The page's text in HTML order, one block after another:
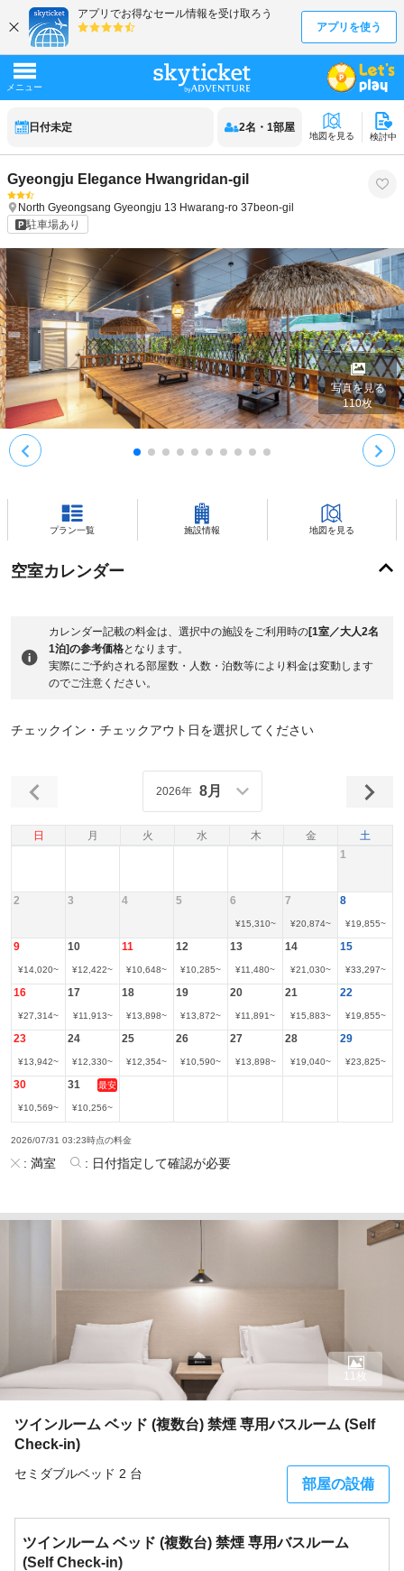
日付未定 2名 ・ 1部屋
地図を見る 検討中
Gyeongju Elegance Hwangridan-gil
North Gyeongsang Gyeongju 13 Hwarang-ro 37beon-gil
駐車場あり
写真を見る
110枚
プラン一覧 施設情報 地図を見る
空室カレンダー
カレンダー記載の料金は、選択中の施設をご利用時の[1室／大人2名
1泊]の参考価格となります。
実際にご予約される部屋数・人数・泊数等により料金は変動します
のでご注意ください。
チェックイン・チェックアウト日を選択してください
日 月 火 水 木 金 土
2026年 8月
1
2 3 4 5 6
¥15,310~
7
¥20,874~
8
¥19,855~
9
¥14,020~
10
¥12,422~
11
¥10,648~
12
¥10,285~
13
¥11,480~
14
¥21,030~
15
¥33,297~
16
¥27,314~
17
¥11,913~
18
¥13,898~
19
¥13,872~
20
¥11,891~
21
¥15,883~
22
¥19,855~
23
¥13,942~
24
¥12,330~
25
¥12,354~
26
¥10,590~
27
¥13,898~
28
¥19,040~
29
¥23,825~
30
¥10,569~
31 最安
¥10,256~
2026/07/31 03:23時点の料金
: 満室 : 日付指定して確認が必要
ツインルーム ベッド (複数台) 禁煙 専用バスルーム (Self
Check-in)
セミダブルベッド 2 台
部屋の設備
11枚
ツインルーム ベッド (複数台) 禁煙 専用バスルーム
(Self Check-in)